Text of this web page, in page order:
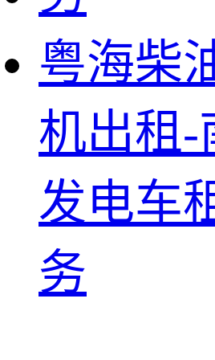
粤海柴
机出租-
发电车
务